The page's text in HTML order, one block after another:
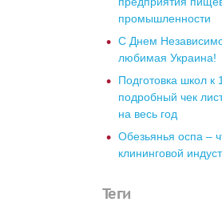
промышленности
С Днем Независимости, наша
любимая Украина!
Подготовка школ к 1 сентября и
подробный чек
на весь год
Обезьянья оспа – что нужно знать
клининговой
теги